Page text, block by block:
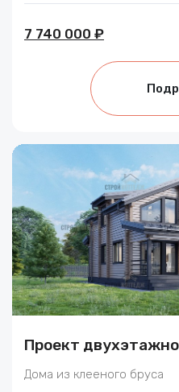
7 740 000 ₽
Проект
Дома из клееного бруса